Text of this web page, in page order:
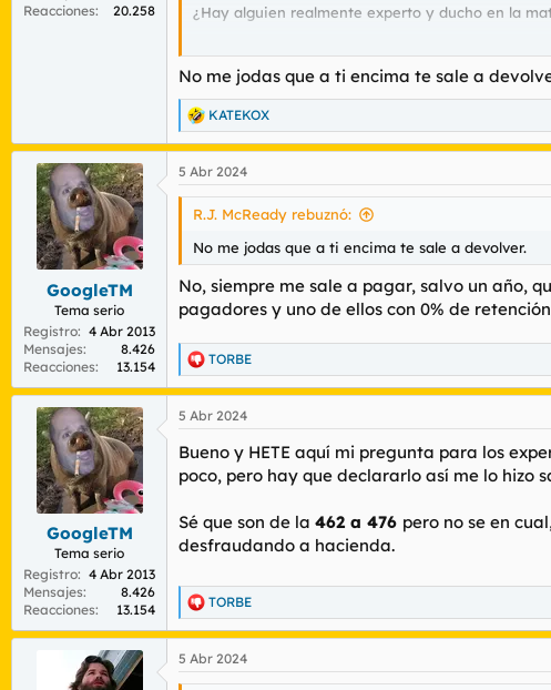
Reacciones
20.258 ¿Hay alguien realmente experto y ducho en la
"Hacienda son unos ladrones": la razón por la
Ver el archivos adjunto 159974
El otro día por alguna red social no recuerdo,
negocio en la construcción y demás. Y daba
España hijos de puta ladrones, y todo para que el
No me jodas que a ti encima te sale a
R
e
a
c
c
e
s
KATEKOX
GoogleTM
Tema serio
Registro
4 Abr 2013
Mensajes
8.426
Reacciones
13.154
5 Abr 2024
R.J. McReady rebuznó:
No me jodas que a ti encima te sale a devolver.
No, siempre me sale a pagar, salvo un año,
pagadores y uno de ellos con 0% de
R
e
a
c
i
o
s
:
TORBE
GoogleTM
Tema serio
Registro
4 Abr 2013
Mensajes
8.426
Reacciones
13.154
5 Abr 2024
Bueno y HETE aquí mi pregunta para los
poco, pero hay que declararlo así me lo
Sé que son de la 462 a 476 pero no se en
desfraudando a hacienda.
R
e
a
c
c
TORBE
5 Abr 2024